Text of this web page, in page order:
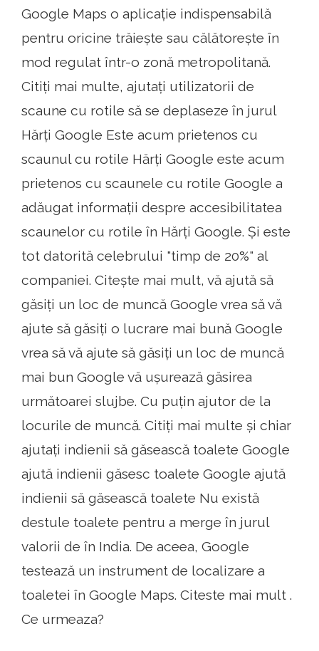
Google Maps o aplicație indispensabilă
pentru oricine trăiește sau călătorește în
mod regulat într-o zonă metropolitană.
Citiți mai multe, ajutați utilizatorii de
scaune cu rotile să se deplaseze în jurul
Hărți Google Este acum prietenos cu
scaunul cu rotile Hărți Google este acum
prietenos cu scaunele cu rotile Google a
adăugat informații despre accesibilitatea
scaunelor cu rotile în Hărți Google. Și este
tot datorită celebrului "timp de 20%" al
companiei. Citește mai mult, vă ajută să
găsiți un loc de muncă Google vrea să vă
ajute să găsiți o lucrare mai bună Google
vrea să vă ajute să găsiți un loc de muncă
mai bun Google vă ușurează găsirea
următoarei slujbe. Cu puțin ajutor de la
locurile de muncă. Citiți mai multe și chiar
ajutați indienii să găsească toalete Google
ajută indienii găsesc toalete Google ajută
indienii să găsească toalete Nu există
destule toalete pentru a merge în jurul
valorii de în India. De aceea, Google
testează un instrument de localizare a
toaletei în Google Maps. Citeste mai mult .
Ce urmeaza?